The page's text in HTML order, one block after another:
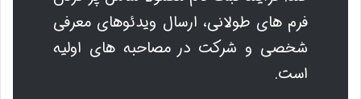
فرم های طولانی، ارسال ویدئوهای معرفی
شخصی و شرکت در مصاحبه های اولیه
است.